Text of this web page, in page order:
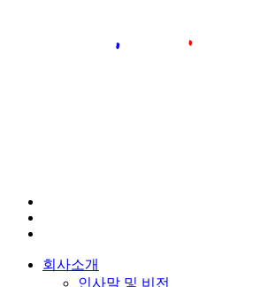
회사소개
인사말 및 비전